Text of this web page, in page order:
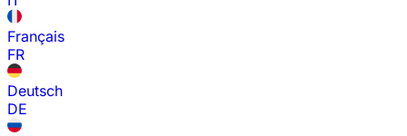
Français
FR
Deutsch
DE